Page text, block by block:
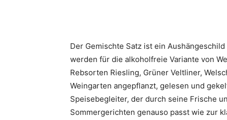
Der Gemischte Satz ist ein
werden für die alkoholfreie Variante von
Rebsorten Riesling, Grüner Veltliner,
Weingarten angepflanzt, gelesen und
Speisebegleiter, der durch seine Frische
Sommergerichten genauso passt wie zur